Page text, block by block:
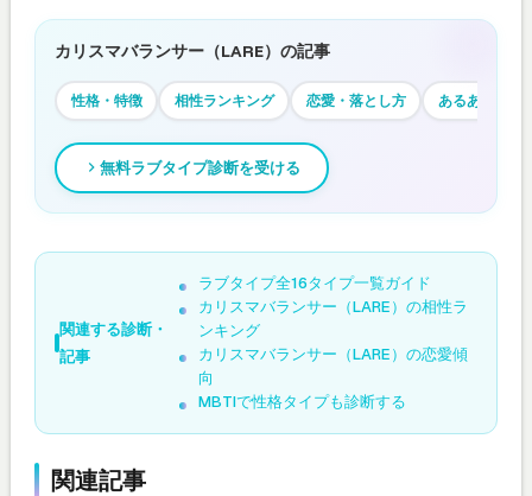
カリスマバランサー（LARE）の記事
性格・特徴 相性ランキング 恋愛・落とし方 あるある
無料ラブタイプ診断を受ける
関連する診断・
記事
ラブタイプ全16タイプ一覧ガイド
カリスマバランサー（LARE）の相性ラ
ンキング
カリスマバランサー（LARE）の恋愛傾
向
MBTIで性格タイプも診断する
関連記事